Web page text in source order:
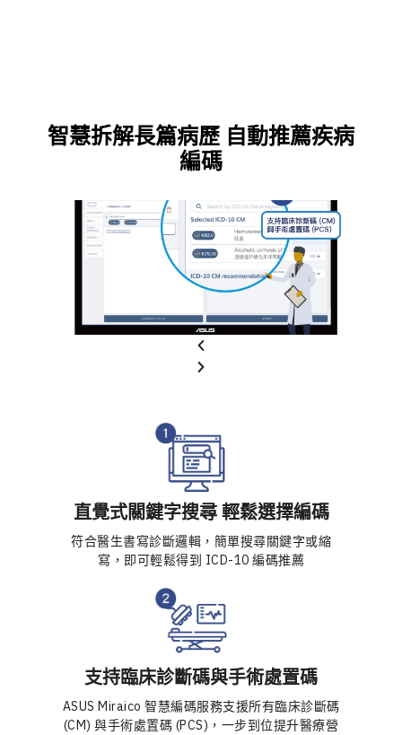
智慧拆解長篇病歷 自動推薦疾病
編碼
直覺式關鍵字搜尋 輕鬆選擇編碼​
符合醫生書寫診斷邏輯，簡單搜尋關鍵字或縮
寫，即可輕鬆得到 ICD-10 編碼推薦​
支持臨床診斷碼與手術處置碼
ASUS Miraico 智慧編碼服務支援所有臨床診斷碼
(CM) 與手術處置碼 (PCS)，一步到位提升醫療營